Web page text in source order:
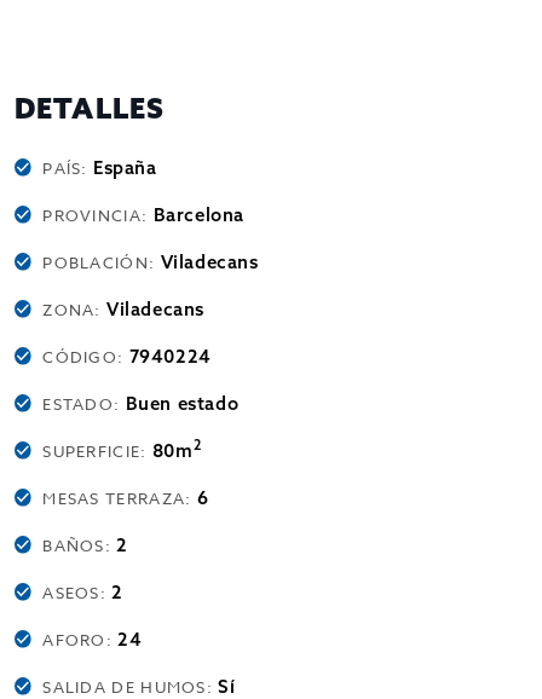
DETALLES
PAÍS: España
PROVINCIA: Barcelona
POBLACIÓN: Viladecans
ZONA:Viladecans
CÓDIGO: 7940224
ESTADO: Buen estado
SUPERFICIE: 80m2
MESAS TERRAZA: 6
BAÑOS:2
ASEOS:2
AFORO:24
SALIDA DE HUMOS:Sí